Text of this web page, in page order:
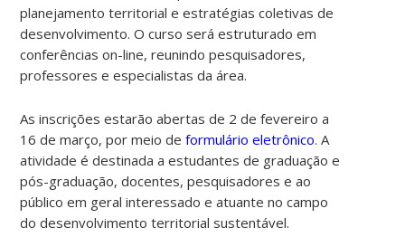
planejamento territorial e estratégias coletivas de
desenvolvimento. O curso será estruturado em
conferências on-line, reunindo pesquisadores,
professores e especialistas da área.
As inscrições estarão abertas de 2 de fevereiro a
16 de março, por meio deformulário eletrônico. A
atividade é destinada a estudantes de graduação e
pós-graduação, docentes, pesquisadores e ao
público em geral interessado e atuante no campo
do desenvolvimento territorial sustentável.